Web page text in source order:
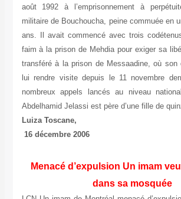
août 1992 à l’emprisonnement à
militaire de Bouchoucha, peine commuée en
ans. Il avait commencé avec trois
faim à la prison de Mehdia pour exiger sa
transféré à la prison de Messaadine, où son
lui rendre visite depuis le 11 novembre
nombreux appels lancés au niveau
Abdelhamid Jelassi est père d’une fille de
Luiza Toscane,
16 décembre 2006
Menacé d’expulsion Un imam
dans sa mosquée